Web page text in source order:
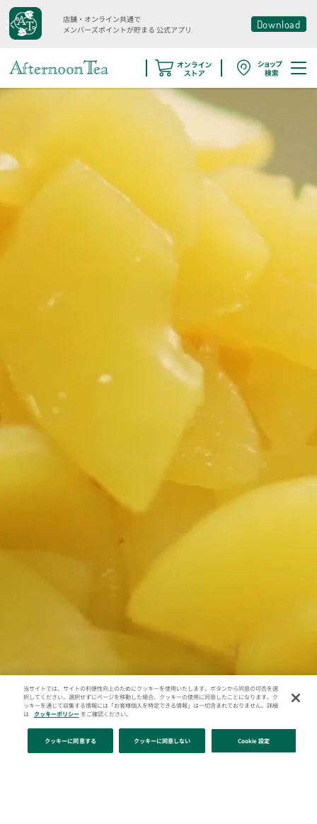
店舗・オンライン共通で
メンバーズポイントが貯まる 公式アプリ Download
当サイトでは、サイトの利便性向上のためにクッキーを使用いたします。ボタンから同意の可否を選
択してください。選択せずにページを移動した場合、クッキーの使用に同意したことになります。ク
ッキーを通じて収集する情報には「お客様個人を特定できる情報」は一切含まれておりません。詳細
は
クッキーポリシーをご確認ください。
Cookie 設定
クッキーに同意しない
クッキーに同意する